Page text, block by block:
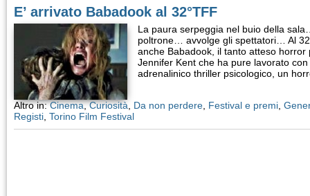
E’ arrivato Babadook al 32°TFF
La paura serpeggia nel buio della
poltrone… avvolge gli spettatori… Al
anche Babadook, il tanto atteso horror
Jennifer Kent che ha pure lavorato
adrenalinico thriller psicologico, un
Altro in:Cinema,Curiosità Da non perdere Festival e premi
Registi Torino Film Festival